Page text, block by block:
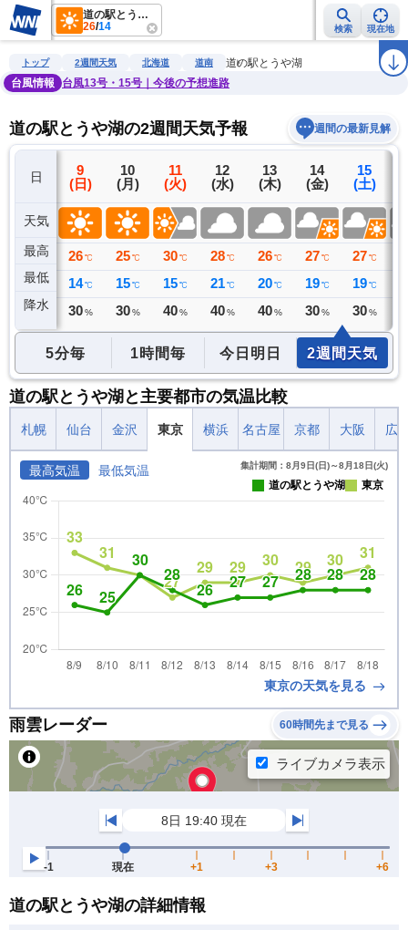
道の駅とうや湖
26/14 検索 現在地
雨雲レーダー 台風情報 地震情報 警報・注意報 ラ
トップ 2週間天気 北海道 道南
道の駅とうや湖
台風情報
台風13号・15号｜今後の予想進路
道の駅とうや湖の2週間天気予報 週間の最新見解
日
天気
最高
最低
降水
8
(土)
25 ℃
15 ℃
0 ミリ
9
(日)
26 ℃
14 ℃
30 %
10
(月)
25 ℃
15 ℃
30 %
11
(火)
30 ℃
15 ℃
40 %
12
(水)
28 ℃
21 ℃
40 %
13
(木)
26 ℃
20 ℃
40 %
14
(金)
27 ℃
19 ℃
30 %
15
(土)
27 ℃
19 ℃
30 %
5分毎 1時間毎 今日明日 2週間天気
道の駅とうや湖と主要都市の気温比較
札幌 仙台 金沢 東京 横浜 名古屋 京都 大阪 広
最高気温 最低気温 集計期間：8月9日(日)～8月18日(火)
道の駅とうや湖 東京
東京の天気を見る
雨雲レーダー 60時間先まで見る
道の駅とうや湖の詳細情報